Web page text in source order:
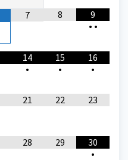
7 8
9
• •
14
•
15
•
16
•
21 22 23
28 29
30
•